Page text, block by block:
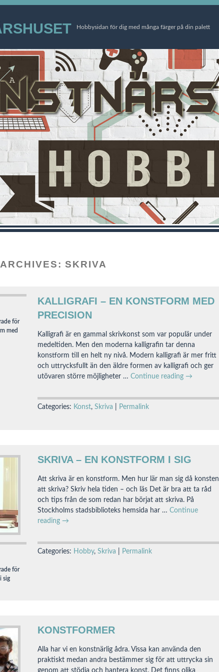
Hobbysidan för dig med många färger på din palett
ARCHIVES:SKRIVA
för
med
KALLIGRAFI – EN KONSTFORM MED
PRECISION
Kalligrafi är en gammal skrivkonst som var populär under
medeltiden. Men den moderna kalligrafin tar denna
konstform till en helt ny nivå. Modern kalligrafi är mer fritt
och uttrycksfullt än den äldre formen av kalligrafi och ger
utövaren större möjligheter …Continue reading→
Categories: Konst,Skriva Permalink
för
sig
SKRIVA – EN KONSTFORM I SIG
Att skriva är en konstform. Men hur lär man sig då konsten
att skriva? Skriv hela tiden – och läs Det är bra att ta råd
och tips från de som redan har börjat att skriva. På
Stockholms stadsbiblioteks hemsida har …Continue
reading→
Categories: Hobby,Skriva Permalink
KONSTFORMER
Alla har vi en konstnärlig ådra. Vissa kan använda den
praktiskt medan andra bestämmer sig för att uttrycka sin
genom att stödja och hantera konst. Det finns olika